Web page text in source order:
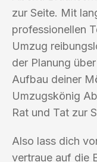
zur Seite. Mit
professionellen
Umzug
der Planung
Aufbau deiner
Umzugskönig
Rat und Tat zur
Also lass dich
vertraue auf die